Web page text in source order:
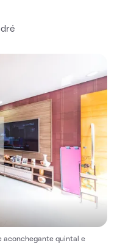
aconchegante quintal e